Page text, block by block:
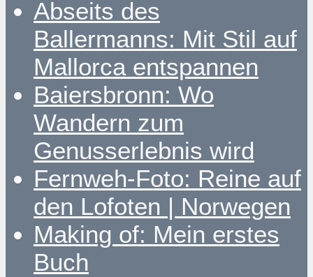
Abseits des
Ballermanns: Mit Stil auf
Mallorca entspannen
Baiersbronn: Wo
Wandern zum
Genusserlebnis wird
Fernweh-Foto: Reine auf
den Lofoten | Norwegen
Making of: Mein erstes
Buch